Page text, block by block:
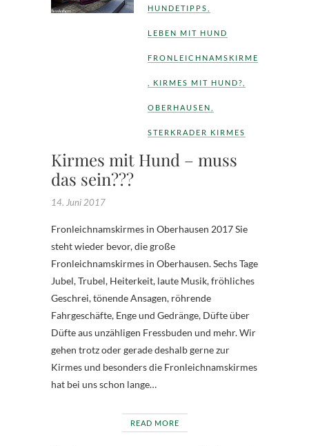
HUNDETIPPS
LEBEN MIT HUND
FRONLEICHNAMSKIRMES
KIRMES MIT HUND?
OBERHAUSEN
STERKRADER KIRMES
Kirmes mit Hund – muss
das sein???
14. Juni 2017
Fronleichnamskirmes in Oberhausen 2017 Sie
steht wieder bevor, die große
Fronleichnamskirmes in Oberhausen. Sechs Tage
Jubel, Trubel, Heiterkeit, laute Musik, fröhliches
Geschrei, tönende Ansagen, röhrende
Fahrgeschäfte, Enge und Gedränge, Düfte über
Düfte aus unzähligen Fressbuden und mehr. Wir
gehen trotz oder gerade deshalb gerne zur
Kirmes und besonders die Fronleichnamskirmes
hat bei uns schon lange…
READ MORE